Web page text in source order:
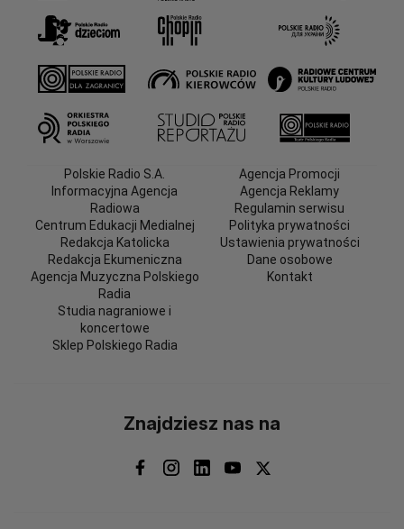
Polskie Radio S.A.
Informacyjna Agencja
Radiowa
Centrum Edukacji Medialnej
Redakcja Katolicka
Redakcja Ekumeniczna
Agencja Muzyczna Polskiego
Radia
Studia nagraniowe i
koncertowe
Sklep Polskiego Radia
Agencja Promocji
Agencja Reklamy
Regulamin serwisu
Polityka prywatności
Ustawienia prywatności
Dane osobowe
Kontakt
Znajdziesz nas na